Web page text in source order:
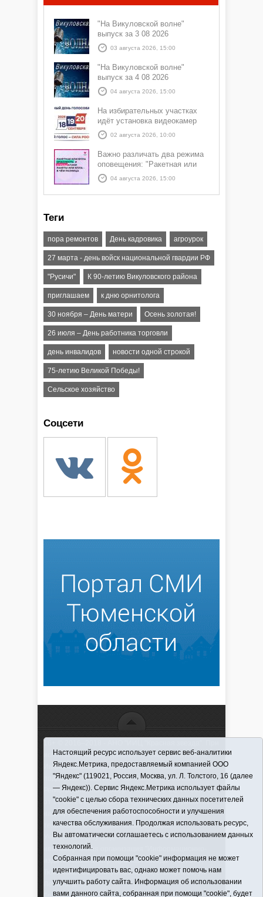
"На Викуловской волне"
выпуск за 3 08 2026
03 августа 2026, 15:00
"На Викуловской волне"
выпуск за 4 08 2026
04 августа 2026, 15:00
На избирательных участках
идёт установка видеокамер
02 августа 2026, 10:00
Важно различать два режима
оповещения: "Ракетная или
БПЛА опасность" и "Угроза
атаки ракеты или БПЛА"
04 августа 2026, 15:00
Теги
пора ремонтов День кадровика агроурок
27 марта - день войск национальной гвардии РФ
"Русичи" К 90-летию Викуловского района
приглашаем к дню орнитолога
30 ноября – День матери Осень золотая!
26 июля – День работника торговли
день инвалидов новости одной строкой
75-летию Великой Победы!
Сельское хозяйство
Соцсети
использовании материалов ссылка обязательна
Информационная лента выходит при финансовой
поддержке правительства Тюменской области
Регистрационный номер СМИ ЭЛ № ФС 77-66066
от 10.06. 2016 г. выдано Федеральной службой по
надзору в сфере связи, информационных
технологий и массовых коммуникаций.
Учредитель (соучредители) Автономная
некоммерческая организация "Информационно-
издательский центр "Красная звезда"" (627570,
Тюменская обл., Викуловский р-н, с. Викулово, ул.
Ленина, д. 5).
Настоящий ресурс использует сервис веб-аналитики
Яндекс.Метрика, предоставляемый компанией ООО
"Яндекс" (119021, Россия, Москва, ул. Л. Толстого, 16 (далее
— Яндекс)). Сервис Яндекс.Метрика использует файлы
"cookie" с целью сбора технических данных посетителей
для обеспечения работоспособности и улучшения
качества обслуживания. Продолжая использовать ресурс,
Вы автоматически соглашаетесь с использованием данных
технологий.
Собранная при помощи "cookie" информация не может
идентифицировать вас, однако может помочь нам
улучшить работу сайта. Информация об использовании
вами данного сайта, собранная при помощи "cookie", будет